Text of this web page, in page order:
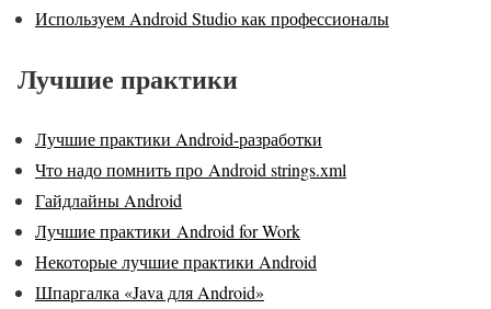
Используем Android Studio как профессионалы
Лучшие практики
Лучшие практики Android-разработки
Что надо помнить про Android strings.xml
Гайдлайны Android
Лучшие практики Android for Work
Некоторые лучшие практики Android
Шпаргалка «Java для Android»